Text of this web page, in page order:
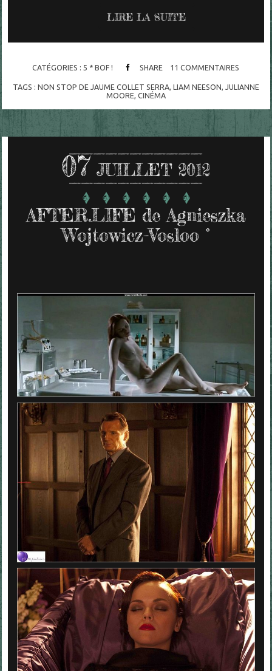
LIRE LA SUITE
CATÉGORIES : 5 * BOF ! SHARE 11 COMMENTAIRES
TAGS : NON STOP DE JAUME COLLET SERRA, LIAM NEESON, JULIANNE
MOORE, CINÉMA
07 JUILLET 2012
AFTER.LIFE de Agnieszka
Wojtowicz-Vosloo °